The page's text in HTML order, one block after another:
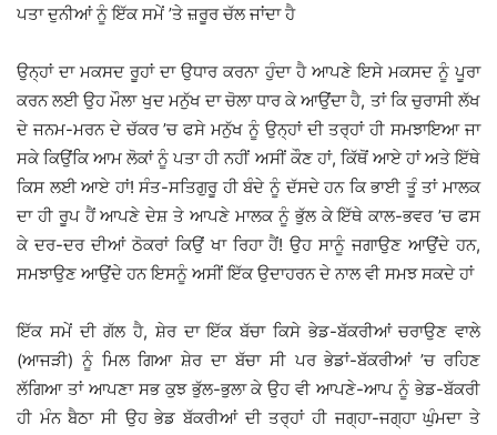
ਪਤਾ ਦੁਨੀਆਂ ਨੂੰ ਇੱਕ ਸਮੇਂ ’ਤੇ ਜ਼ਰੂਰ ਚੱਲ ਜਾਂਦਾ ਹੈ
ਉਨ੍ਹਾਂ ਦਾ ਮਕਸਦ ਰੂਹਾਂ ਦਾ ਉਧਾਰ ਕਰਨਾ ਹੁੰਦਾ ਹੈ ਆਪਣੇ ਇਸੇ ਮਕਸਦ ਨੂੰ ਪੂਰਾ
ਕਰਨ ਲਈ ਉਹ ਮੌਲਾ ਖੁਦ ਮਨੁੱਖ ਦਾ ਚੋਲਾ ਧਾਰ ਕੇ ਆਉਂਦਾ ਹੈ, ਤਾਂ ਕਿ ਚੁਰਾਸੀ ਲੱਖ
ਦੇ ਜਨਮ-ਮਰਨ ਦੇ ਚੱਕਰ ’ਚ ਫਸੇ ਮਨੁੱਖ ਨੂੰ ਉਨ੍ਹਾਂ ਦੀ ਤਰ੍ਹਾਂ ਹੀ ਸਮਝਾਇਆ ਜਾ
ਸਕੇ ਕਿਉਂਕਿ ਆਮ ਲੋਕਾਂ ਨੂੰ ਪਤਾ ਹੀ ਨਹੀਂ ਅਸੀਂ ਕੌਣ ਹਾਂ, ਕਿੱਥੋਂ ਆਏ ਹਾਂ ਅਤੇ ਇੱਥੇ
ਕਿਸ ਲਈ ਆਏ ਹਾਂ! ਸੰਤ-ਸਤਿਗੁਰੂ ਹੀ ਬੰਦੇ ਨੂੰ ਦੱਸਦੇ ਹਨ ਕਿ ਭਾਈ ਤੂੰ ਤਾਂ ਮਾਲਕ
ਦਾ ਹੀ ਰੂਪ ਹੈਂ ਆਪਣੇ ਦੇਸ਼ ਤੇ ਆਪਣੇ ਮਾਲਕ ਨੂੰ ਭੁੱਲ ਕੇ ਇੱਥੇ ਕਾਲ-ਭਵਰ ’ਚ ਫਸ
ਕੇ ਦਰ-ਦਰ ਦੀਆਂ ਠੋਕਰਾਂ ਕਿਉਂ ਖਾ ਰਿਹਾ ਹੈਂ! ਉਹ ਸਾਨੂੰ ਜਗਾਉਣ ਆਉਂਦੇ ਹਨ,
ਸਮਝਾਉਣ ਆਉਂਦੇ ਹਨ ਇਸਨੂੰ ਅਸੀਂ ਇੱਕ ਉਦਾਹਰਨ ਦੇ ਨਾਲ ਵੀ ਸਮਝ ਸਕਦੇ ਹਾਂ
ਇੱਕ ਸਮੇਂ ਦੀ ਗੱਲ ਹੈ, ਸ਼ੇਰ ਦਾ ਇੱਕ ਬੱਚਾ ਕਿਸੇ ਭੇਡ-ਬੱਕਰੀਆਂ ਚਰਾਉਣ ਵਾਲੇ
(ਆਜੜੀ) ਨੂੰ ਮਿਲ ਗਿਆ ਸ਼ੇਰ ਦਾ ਬੱਚਾ ਸੀ ਪਰ ਭੇਡਾਂ-ਬੱਕਰੀਆਂ ’ਚ ਰਹਿਣ
ਲੱਗਿਆ ਤਾਂ ਆਪਣਾ ਸਭ ਕੁਝ ਭੁੱਲ-ਭੁਲਾ ਕੇ ਉਹ ਵੀ ਆਪਣੇ-ਆਪ ਨੂੰ ਭੇਡ-ਬੱਕਰੀ
ਹੀ ਮੰਨ ਬੈਠਾ ਸੀ ਉਹ ਭੇਡ ਬੱਕਰੀਆਂ ਦੀ ਤਰ੍ਹਾਂ ਹੀ ਜਗ੍ਹਾ-ਜਗ੍ਹਾ ਘੁੰਮਦਾ ਤੇ